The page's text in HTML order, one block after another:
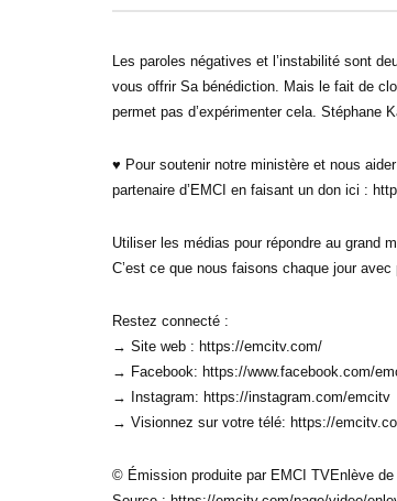
Les paroles négatives et l’instabilité sont
vous offrir Sa bénédiction. Mais le fait de
permet pas d’expérimenter cela. Stéphane
♥ Pour soutenir notre ministère et nous
partenaire d’EMCI en faisant un don ici :
Utiliser les médias pour répondre au grand
C’est ce que nous faisons chaque jour avec
Restez connecté :
→ Site web : https://emcitv.com/
→ Facebook: https://www.facebook.com/
→ Instagram: https://instagram.com/emcitv
→ Visionnez sur votre télé: https://
© Émission produite par EMCI TVEnlève